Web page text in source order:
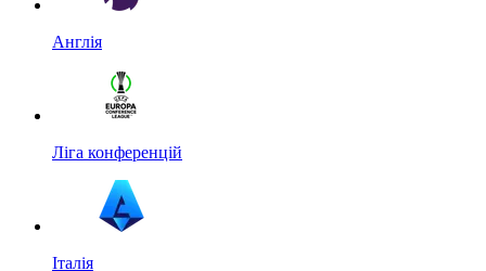
Англія
Ліга конференцій
Італія